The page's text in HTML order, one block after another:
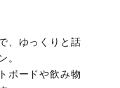
、ゆっくりと話
。
ボードや飲み物